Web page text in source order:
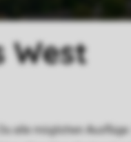
West
alle möglichen